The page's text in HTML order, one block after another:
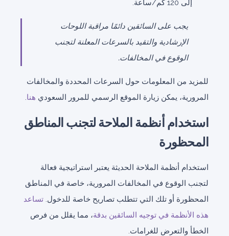
إلى 120 كم/ساعة.
يجب على السائقين دائمًا مراقبة اللوحات
الإرشادية والتقيد بالسرعات المعلنة لتجنب
الوقوع في المخالفات.
للمزيد من المعلومات حول السرعات المحددة والمخالفات
المرورية، يمكن زيارة الموقع الرسمي للمرور السعودي هنا.
استخدام أنظمة الملاحة لتجنب المناطق
المحظورة
استخدام أنظمة الملاحة الحديثة يعتبر استراتيجية فعالة
لتجنب الوقوع في المخالفات المرورية، خاصة في المناطق
المحظورة أو تلك التي تتطلب تصاريح خاصة للدخول. تساعد
هذه الأنظمة في توجيه السائقين بدقة، مما يقلل من فرص
الخطأ والتعرض للغرامات.